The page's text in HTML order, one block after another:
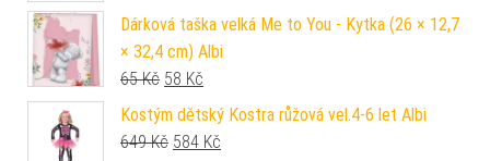
Dárková taška velká Me to You - Kytka (26 × 12,7
× 32,4 cm) Albi
65Kč Původní cena byla: 65 Kč.
58 Kč
Kostým dětský Kostra růžová vel.4-6 let Albi
649Kč Původní cena byla: 649 Kč.
584 Kč